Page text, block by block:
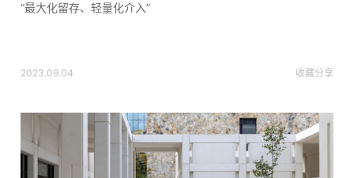
“最大化留存、轻量化介入”
2023.09.04 收藏分享